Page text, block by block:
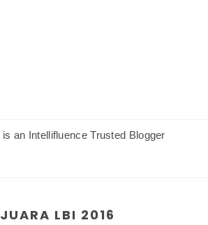
JUARA LBI 2016